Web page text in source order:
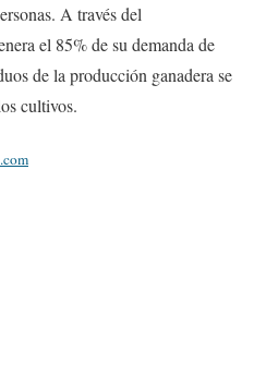
A través del
el 85% de su demanda de
de la producción ganadera se
cultivos.